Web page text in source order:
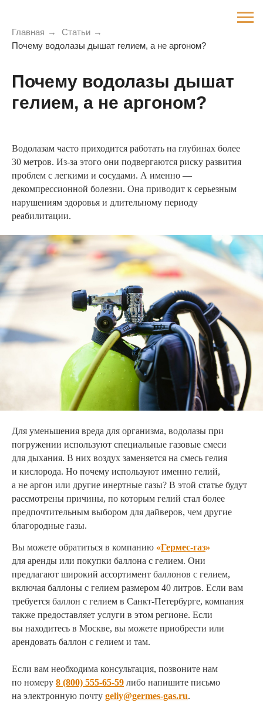
Главная → Статьи →
Почему водолазы дышат гелием, а не аргоном?
Почему водолазы дышат
гелием, а не аргоном?
Водолазам часто приходится работать на глубинах более
30 метров. Из-за этого они подвергаются риску развития
проблем с легкими и сосудами. А именно —
декомпрессионной болезни. Она приводит к серьезным
нарушениям здоровья и длительному периоду
реабилитации.
Для уменьшения вреда для организма, водолазы при
погружении используют специальные газовые смеси
для дыхания. В них воздух заменяется на смесь гелия
и кислорода. Но почему используют именно гелий,
а не аргон или другие инертные газы? В этой статье будут
рассмотрены причины, по которым гелий стал более
предпочтительным выбором для дайверов, чем другие
благородные газы.
Вы можете обратиться в компанию «Гермес-газ»
для аренды или покупки баллона с гелием. Они
предлагают широкий ассортимент баллонов с гелием,
включая баллоны с гелием размером 40 литров. Если вам
требуется баллон с гелием в Санкт-Петербурге, компания
также предоставляет услуги в этом регионе. Если
вы находитесь в Москве, вы можете приобрести или
арендовать баллон с гелием и там.
Если вам необходима консультация, позвоните нам
по номеру 8 (800) 555-65-59 либо напишите письмо
на электронную почту geliy@germes-gas.ru.